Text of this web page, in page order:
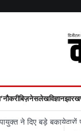
नौकरीबिज़नेसलेखविज्ञान
ने दिए बड़े बकायेदारों